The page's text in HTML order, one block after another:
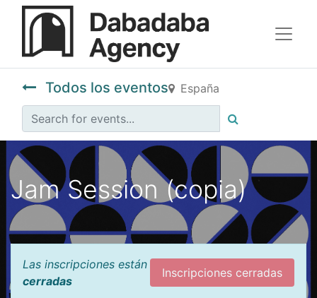
Todos los eventos España
Jam Session (copia)
Las inscripciones están
cerradas
Inscripciones cerradas